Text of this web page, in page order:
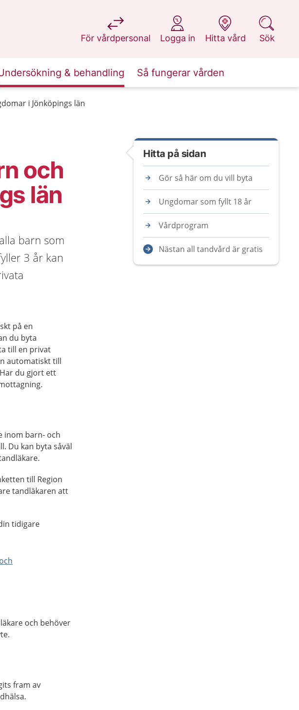
För vårdpersonal
på 1177.se
Logga in
på 1177.se
Hitta vård
på 1177.se
Sök
på 1177.se
& behandling Så fungerar vården
i Jönköpings län
och
län
barn som
3 år kan
på en
du byta
till en privat
automatiskt till
du gjort ett
inom barn- och
Du kan byta såväl
till Region
tandläkaren att
tidigare
och behöver
fram av
Hitta på sidan
Gör så här om du vill byta
Ungdomar som fyllt 18 år
Vårdprogram
Nästan all tandvård är gratis